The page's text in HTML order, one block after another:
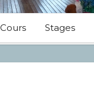
Cours Stages